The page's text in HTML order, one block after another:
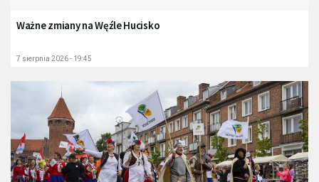
Ważne zmiany na Węźle Hucisko
7 sierpnia 2026 - 19:45